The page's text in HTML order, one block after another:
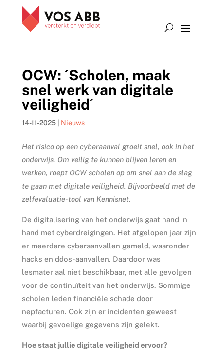
OCW: ´Scholen, maak
snel werk van digitale
veiligheid´
14-11-2025| Nieuws
Het risico op een cyberaanval groeit snel, ook in het
onderwijs. Om veilig te kunnen blijven leren en
werken, roept OCW scholen op om snel aan de slag
te gaan met digitale veiligheid. Bijvoorbeeld met de
zelfevaluatie-tool van Kennisnet.
De digitalisering van het onderwijs gaat hand in
hand met cyberdreigingen. Het afgelopen jaar zijn
er meerdere cyberaanvallen gemeld, waaronder
hacks en ddos-aanvallen. Daardoor was
lesmateriaal niet beschikbaar, met alle gevolgen
voor de continuïteit van het onderwijs. Sommige
scholen leden financiële schade door
nepfacturen. Ook zijn er incidenten geweest
waarbij gevoelige gegevens zijn gelekt.
Hoe staat jullie digitale veiligheid ervoor?